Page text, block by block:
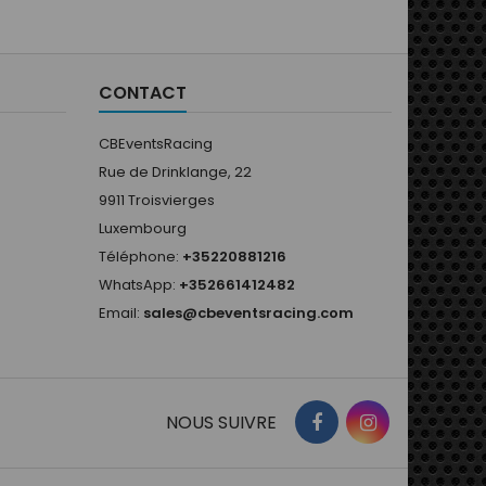
CONTACT
CBEventsRacing
Rue de Drinklange, 22
9911 Troisvierges
Luxembourg
Téléphone: +35220881216
WhatsApp: +352661412482
Email: sales@cbeventsracing.com
NOUS SUIVRE